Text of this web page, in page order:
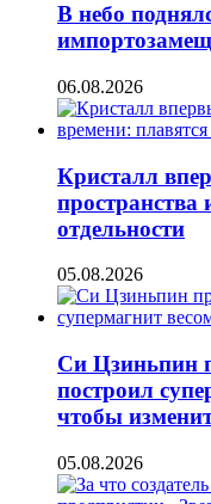
В небо
06.08.2026
Кристалл
пространства
отдельности
05.08.2026
Си Цзиньпин
построил
чтобы
05.08.2026